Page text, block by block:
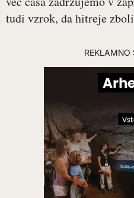
tudi vzrok, da hitreje
REKLAMNO